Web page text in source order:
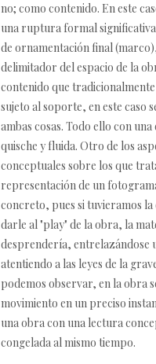
no; como contenido. En este
una ruptura formal
de ornamentación final
delimitador del espacio de la
contenido que
sujeto al soporte, en este caso
ambas cosas. Todo ello con
quische y fluida. Otro de los
conceptuales sobre los que
representación de un
concreto, pues si tuvieramos
darle al "play" de la obra, la
desprendería, entrelazándose
atentiendo a las leyes de la
podemos observar, en la obra
movimiento en un preciso
una obra con una lectura
congelada al mismo tiempo.